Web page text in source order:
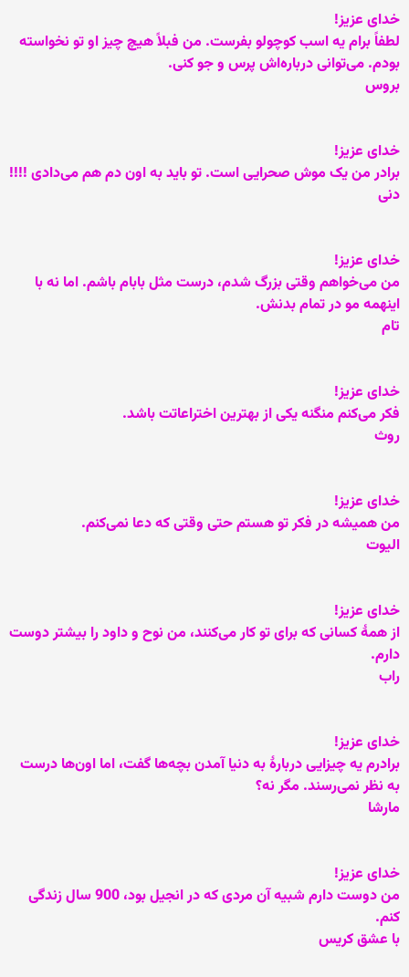
خدای عزيز!
لطفاً برام يه اسب کوچولو بفرست. من فبلاً هيچ چيز او تو نخواسته
بودم. می‌توانی درباره‌اش پرس و جو کنی.
بروس
خدای عزيز!
برادر من يک موش صحرايی است. تو بايد به اون دم هم می‌دادی !!!!
دنی
خدای عزيز!
من می‌خواهم وقتی بزرگ شدم، درست مثل بابام باشم. اما نه با
اينهمه مو در تمام بدنش.
تام
خدای عزيز!
فکر می‌کنم منگنه يکی از بهترين اختراعاتت باشد.
روث
خدای عزيز!
من هميشه در فکر تو هستم حتی وقتی که دعا نمی‌کنم.
اليوت
خدای عزيز!
از همۀ کسانی که برای تو کار می‌کنند، من نوح و داود را بيشتر دوست
دارم.
راب
خدای عزيز!
برادرم يه چيزايی دربارۀ به دنيا آمدن بچه‌ها گفت، اما اون‌ها درست
به نظر نمی‌رسند. مگر نه؟
مارشا
خدای عزيز!
من دوست دارم شبيه آن مردی که در انجيل بود، 900 سال زندگی
کنم.
با عشق کريس